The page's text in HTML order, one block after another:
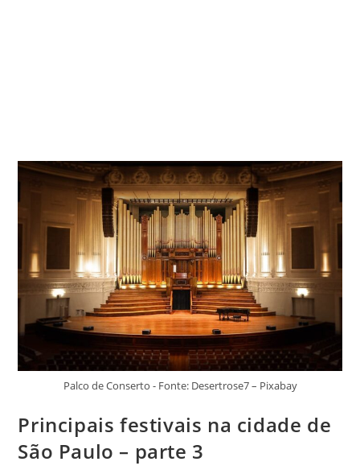
Palco de Conserto - Fonte: Desertrose7 – Pixabay
Principais festivais na cidade de
São Paulo – parte 3